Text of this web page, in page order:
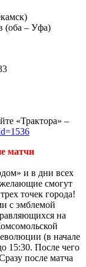
(оба – Уфа)
«Трактора» –
матчи
и в дни всех
смогут
точек города!
с эмблемой
на
(в начале
15:30. После чего
после матча